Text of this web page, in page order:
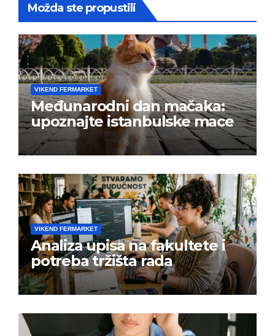
Možda ste propustili
VIKEND FERMARKET
Međunarodni dan mačaka:
upoznajte istanbulske mace
VIKEND FERMARKET
Analiza upisa na fakultete i
potreba tržišta rada